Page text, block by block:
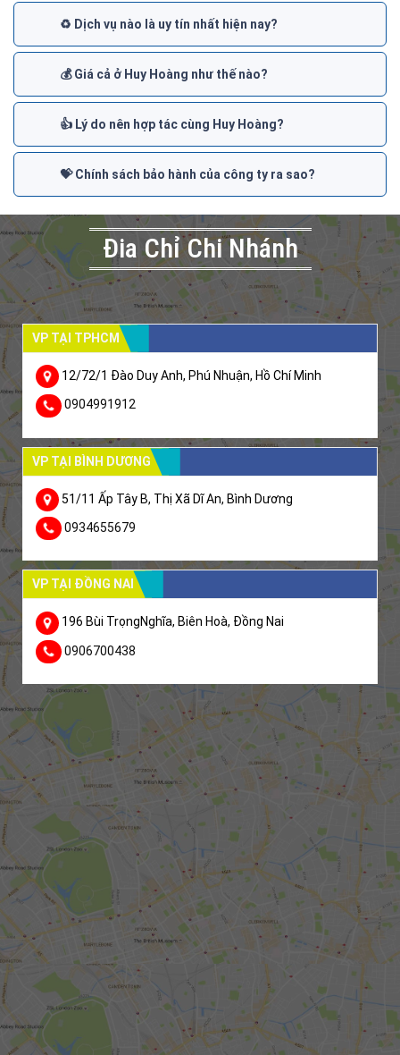
♻️ Dịch vụ nào là uy tín nhất hiện nay?
💰 Giá cả ở Huy Hoàng như thế nào?
👍 Lý do nên hợp tác cùng Huy Hoàng?
💝 Chính sách bảo hành của công ty ra sao?
Đia Chỉ Chi Nhánh
VP TẠI TPHCM
12/72/1 Đào Duy Anh, Phú Nhuận, Hồ Chí Minh
0904991912
VP TẠI BÌNH DƯƠNG
51/11 Ấp Tây B, Thị Xã Dĩ An, Bình Dương
0934655679
VP TẠI ĐỒNG NAI
196 Bùi TrọngNghĩa, Biên Hoà, Đồng Nai
0906700438